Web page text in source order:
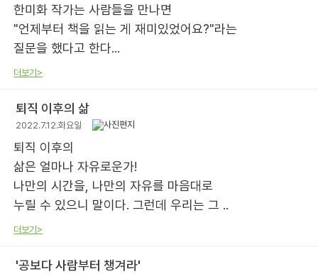
한미화 작가는 사람들을 만나면
"언제부터 책을 읽는 게 재미있었어요?"라는
질문을 했다고 한다...
더보기>
퇴직 이후의 삶
2022.7.12.화요일
퇴직 이후의
삶은 얼마나 자유로운가!
나만의 시간을, 나만의 자유를 마음대로
누릴 수 있으니 말이다. 그런데 우리는 그 ..
더보기>
'공보다 사람부터 챙겨라'